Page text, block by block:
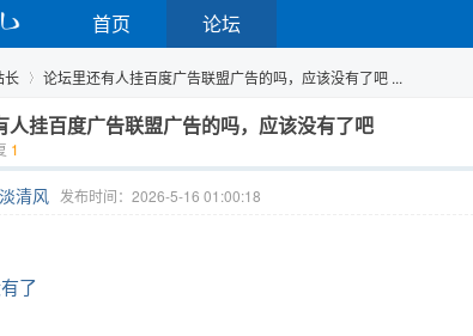
首页 论坛
长 论坛里还有人挂百度广告联盟广告的吗，应该没有了吧 ...
人挂百度广告联盟广告的吗，应该没有了吧
1
清风 发布时间：2026-5-16 01:00:18
了